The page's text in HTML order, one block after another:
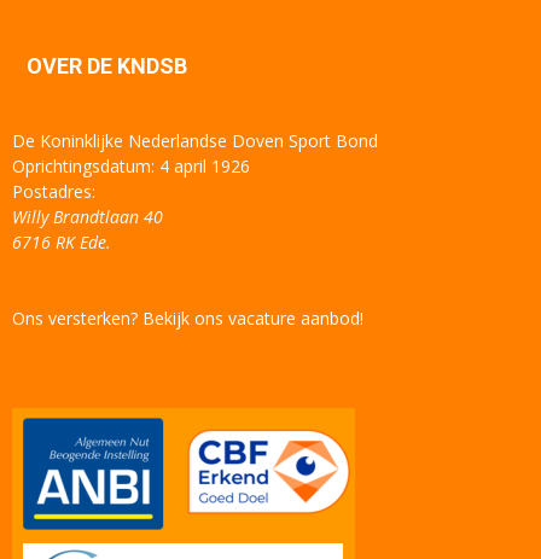
OVER DE KNDSB
De Koninklijke Nederlandse Doven Sport Bond
Oprichtingsdatum: 4 april 1926
Postadres:
Willy Brandtlaan 40
6716 RK Ede.
Ons versterken? Bekijk ons vacature aanbod!